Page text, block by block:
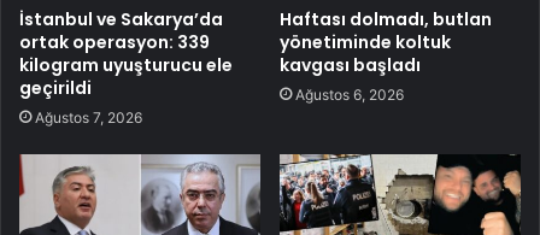
İstanbul ve Sakarya’da
ortak operasyon: 339
kilogram uyuşturucu ele
geçirildi
Ağustos 7, 2026
Haftası dolmadı, butlan
yönetiminde koltuk
kavgası başladı
Ağustos 6, 2026